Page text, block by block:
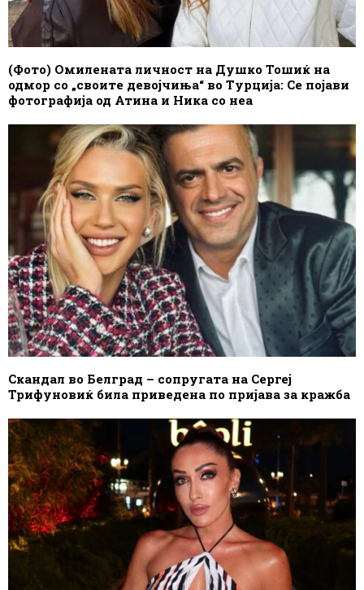
(Фото) Омилената личност на Душко Тошиќ на
одмор со „своите девојчиња“ во Турција: Се појави
фотографија од Атина и Ника со неа
Скандал во Белград – сопругата на Сергеј
Трифуновиќ била приведена по пријава за кражба